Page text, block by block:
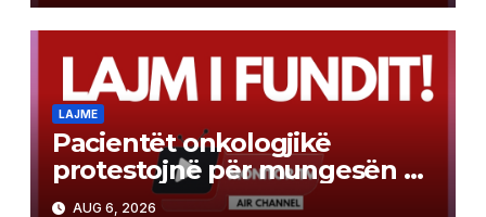
LAJME
Pacientët onkologjikë
protestojnë për mungesën e
terapisë
AUG 6, 2026